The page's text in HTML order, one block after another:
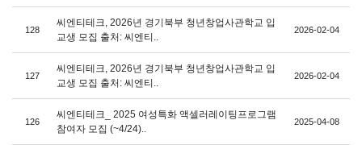
128
씨엔티테크, 2026년 경기북부 청년창업사관학교 입
교생 모집 출처: 씨엔티..
2026-02-04
127
씨엔티테크, 2026년 경기북부 청년창업사관학교 입
교생 모집 출처: 씨엔티..
2026-02-04
126
씨엔티테크_ 2025 여성특화 액셀러레이팅프로그램
참여자 모집 (~4/24)..
2025-04-08